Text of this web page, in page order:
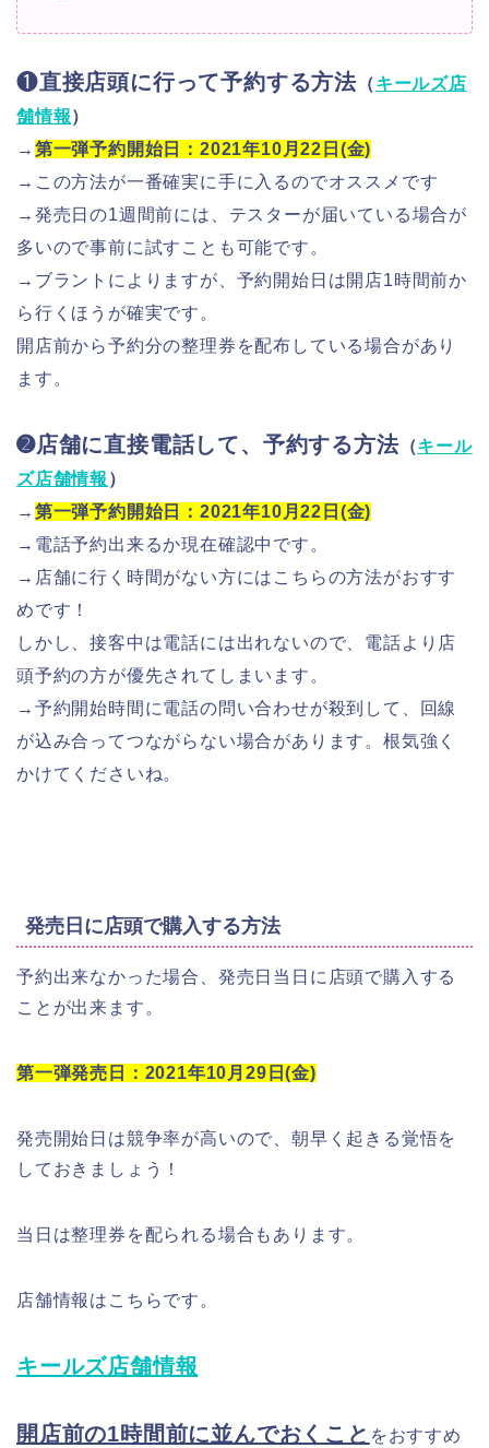
❶直接店頭に行って予約する方法 （キールズ店
舗情報）
→ 第一弾予約開始日：2021年10月22日(金)
→ この方法が一番確実に手に入るのでオススメです
→発売日の1週間前には、テスターが届いている場合が
多いので事前に試すことも可能です。
→ブラントによりますが、予約開始日は開店1時間前か
ら行くほうが確実です。
開店前から予約分の整理券を配布している場合があり
ます。
➋店舗に直接電話して、予約する方法（キール
ズ店舗情報 ）
→ 第一弾予約開始日：2021年10月22日(金)
→電話予約出来るか現在確認中です。
→店舗に行く時間がない方にはこちらの方法がおすす
めです！
しかし、接客中は電話には出れないので、電話より店
頭予約の方が優先されてしまいます。
→予約開始時間に電話の問い合わせが殺到して、回線
が込み合ってつながらない場合があります。根気強く
かけてくださいね。
発売日に店頭で購入する方法
予約出来なかった場合、発売日当日に店頭で購入する
ことが出来ます。
第一弾発売日：2021年10月29日(金)
発売開始日は競争率が高いので、朝早く起きる覚悟を
しておきましょう！
当日は整理券を配られる場合もあります。
店舗情報はこちらです。
キールズ店舗情報
開店前の1時間前に並んでおくこと をおすすめ